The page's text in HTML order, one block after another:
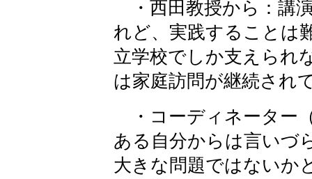
・西田教授から：講
れど、実践することは
立学校でしか支えられ
は家庭訪問が継続され
・コーディネーター
ある自分からは言いづ
大きな問題ではないか